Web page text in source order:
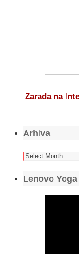
Zarada na
Arhiva
Arhiva
Lenovo